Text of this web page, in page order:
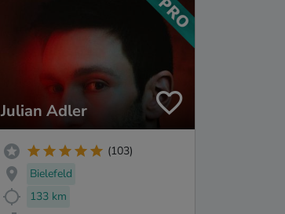
Julian Adler
(103)
Bielefeld
133 km